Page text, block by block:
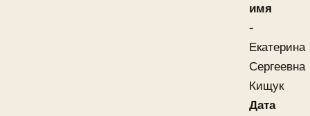
имя
-
Екатерина
Сергеевна
Кищук
Дата